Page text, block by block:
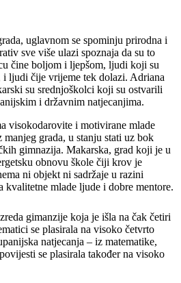
uglavnom se spominju prirodna i
sve više ulazi spoznaja da su to
čine boljom i ljepšom, ljudi koji su
ljudi čije vrijeme tek dolazi. Adriana
su srednjoškolci koji su ostvarili
i državnim natjecanjima.
visokodarovite i motivirane mlade
grada, u stanju stati uz bok
gimnazija. Makarska, grad koji je u
obnovu škole čiji krov je
ni objekt ni sadržaje u razini
kvalitetne mlade ljude i dobre mentore.
gimanzije koja je išla na čak četiri
se plasirala na visoko četvrto
natjecanja – iz matematike,
se plasirala također na visoko